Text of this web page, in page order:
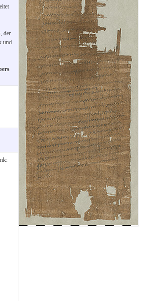
der
und